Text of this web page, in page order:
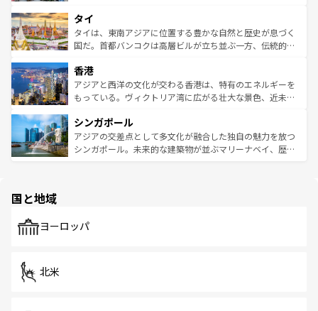
リティに包まれながら、韓国の多彩な魅力を心ゆくまで味
わってみてほしい。 なお、新着の韓国情報はコンテンツ一
覧を参照してほしい。
急速な発展と共に伝統が息づく。ハノイの古い町並みやホ
ーチミン市のフランス統治時代の建物も、独特の雰囲気を
醸し出している。また、バラエティの豊かさとおいしさで
とつ。フォーやバインミー、ベトナムコーヒーなどは、ぜ
ひ現地で味わいたい。どの地域を訪れてもあたたかい人々
が旅行者を迎えてくれるので、きっと忘れられない旅にな
参照してほしい。
タイ
タイは、東南アジアに位置する豊かな自然と歴史が息づく
国だ。首都バンコクは高層ビルが立ち並ぶ一方、伝統的な
の活気が交差している。北部ではチェンマイなどの山岳地
帯で自然と触れ合い、南部ではプーケットやクラビの美し
いビーチでリゾート気分を楽しむことができる。タイ料理
激する。気候は一年中温暖で、どの季節にも異なる楽しみ
が待っている。親しみやすいタイの人々、仏教を中心とし
た文化、そして多様な観光資源が、訪れる旅人を魅了し続
香港
アジアと西洋の文化が交わる香港は、特有のエネルギーを
もっている。ヴィクトリア湾に広がる壮大な景色、近未来
み、どこを訪れても感動するはず。観光スポットが密集し
ており、効率よく見どころを回れるのも魅力。息をのむよ
うな絶景から文化的な体験まで、香港を存分に楽しみ尽く
シンガポール
アジアの交差点として多文化が融合した独自の魅力を放つ
シンガポール。未来的な建築物が並ぶマリーナベイ、歴史
で、ホーカーズは地元の風情を楽しめる外せないスポット
国と地域
ヨーロッパ
北米